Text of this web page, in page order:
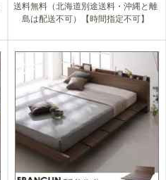
送料無料（北海道別途送料・沖縄と離
島は配送不可）【時間指定不可】
16